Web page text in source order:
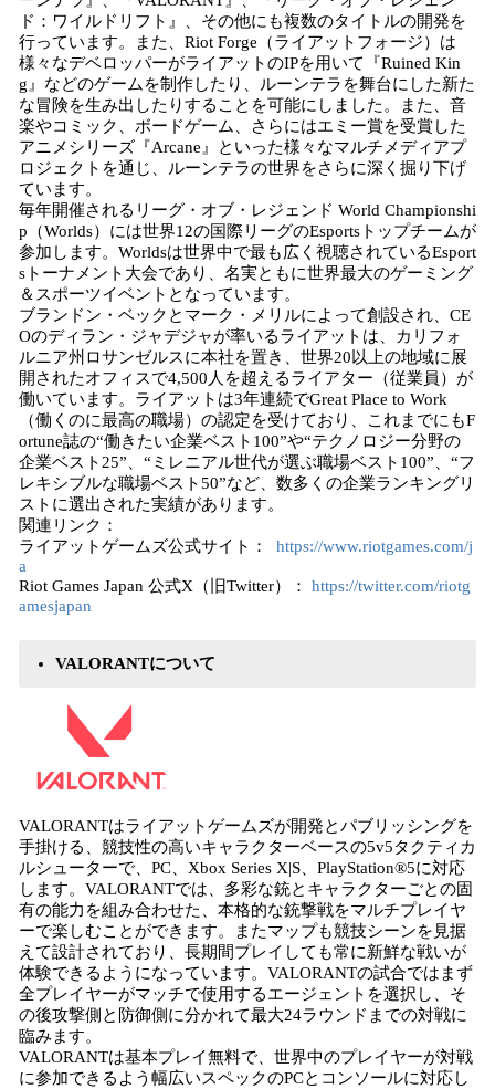
ド：ワイルドリフト』、その他にも複数のタイトルの開発を
行っています。また、Riot Forge（ライアットフォージ）は
様々なデベロッパーがライアットのIPを用いて『Ruined Kin
g』などのゲームを制作したり、ルーンテラを舞台にした新た
な冒険を生み出したりすることを可能にしました。また、音
楽やコミック、ボードゲーム、さらにはエミー賞を受賞した
アニメシリーズ『Arcane』といった様々なマルチメディアプ
ロジェクトを通じ、ルーンテラの世界をさらに深く掘り下げ
ています。
毎年開催されるリーグ・オブ・レジェンド World Championshi
p（Worlds）には世界12の国際リーグのEsportsトップチームが
参加します。Worldsは世界中で最も広く視聴されているEsport
sトーナメント大会であり、名実ともに世界最大のゲーミング
＆スポーツイベントとなっています。
ブランドン・ベックとマーク・メリルによって創設され、CE
Oのディラン・ジャデジャが率いるライアットは、カリフォ
ルニア州ロサンゼルスに本社を置き、世界20以上の地域に展
開されたオフィスで4,500人を超えるライアター（従業員）が
働いています。ライアットは3年連続でGreat Place to Work
（働くのに最高の職場）の認定を受けており、これまでにもF
ortune誌の“働きたい企業ベスト100”や“テクノロジー分野の
企業ベスト25”、“ミレニアル世代が選ぶ職場ベスト100”、“フ
レキシブルな職場ベスト50”など、数多くの企業ランキングリ
ストに選出された実績があります。
関連リンク：
ライアットゲームズ公式サイト： https://www.riotgames.com/j
a
Riot Games Japan 公式X（旧Twitter）： https://twitter.com/riotg
amesjapan
VALORANTについて
VALORANTはライアットゲームズが開発とパブリッシングを
手掛ける、競技性の高いキャラクターベースの5v5タクティカ
ルシューターで、PC、Xbox Series X|S、PlayStation®5に対応
します。VALORANTでは、多彩な銃とキャラクターごとの固
有の能力を組み合わせた、本格的な銃撃戦をマルチプレイヤ
ーで楽しむことができます。またマップも競技シーンを見据
えて設計されており、長期間プレイしても常に新鮮な戦いが
体験できるようになっています。VALORANTの試合ではまず
全プレイヤーがマッチで使用するエージェントを選択し、そ
の後攻撃側と防御側に分かれて最大24ラウンドまでの対戦に
臨みます。
VALORANTは基本プレイ無料で、世界中のプレイヤーが対戦
に参加できるよう幅広いスペックのPCとコンソールに対応し